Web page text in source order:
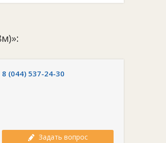
8 (044) 537-24-30
Задать вопрос